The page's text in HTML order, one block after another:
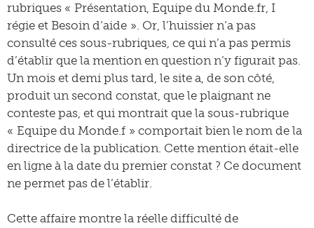
rubriques « Présentation, Equipe du Monde.fr, I
régie et Besoin d’aide ». Or, l’huissier n’a pas
consulté ces sous-rubriques, ce qui n’a pas permis
d’établir que la mention en question n’y figurait pas.
Un mois et demi plus tard, le site a, de son côté,
produit un second constat, que le plaignant ne
conteste pas, et qui montrait que la sous-rubrique
« Equipe du Monde.f » comportait bien le nom de la
directrice de la publication. Cette mention était-elle
en ligne à la date du premier constat ? Ce document
ne permet pas de l’établir.
Cette affaire montre la réelle difficulté de